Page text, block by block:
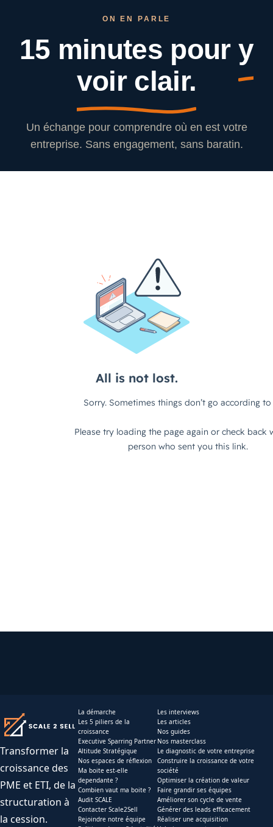
ON EN PARLE
15 minutes pour y
voir clair.
Un échange pour comprendre où en est votre
entreprise. Sans engagement, sans baratin.
Transformer la
croissance des
PME et ETI, de la
structuration à
la cession.
La démarche
Les 5 piliers de la
croissance
Executive Sparring Partner
Altitude Stratégique
Nos espaces de réflexion
Ma boite est-elle
dependante ?
Combien vaut ma boite ?
Audit SCALE
Contacter Scale2Sell
Rejoindre notre équipe
Les interviews
Les articles
Nos guides
Nos masterclass
Le diagnostic de votre entreprise
Construire la croissance de votre
société
Optimiser la création de valeur
Faire grandir ses équipes
Améliorer son cycle de vente
Générer des leads efficacement
Réaliser une acquisition